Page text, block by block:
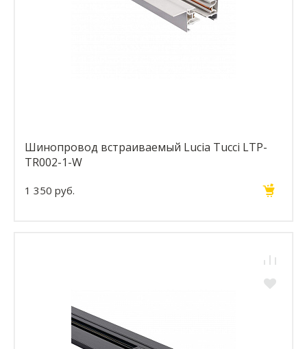
Шинопровод встраиваемый Lucia Tucci LTP-
TR002-1-W
1 350 руб.